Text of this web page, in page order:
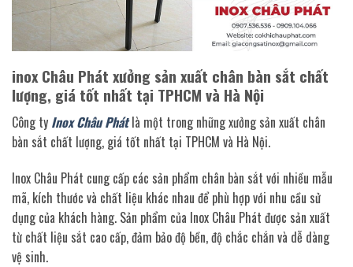
inox Châu Phát xưởng sản xuất chân bàn sắt chất
lượng, giá tốt nhất tại TPHCM và Hà Nội
Công ty Inox Châu Phátlà một trong những xưởng sản xuất chân
bàn sắt chất lượng, giá tốt nhất tại TPHCM và Hà Nội.
Inox Châu Phát cung cấp các sản phẩm chân bàn sắt với nhiều mẫu
mã, kích thước và chất liệu khác nhau để phù hợp với nhu cầu sử
dụng của khách hàng. Sản phẩm của Inox Châu Phát được sản xuất
từ chất liệu sắt cao cấp, đảm bảo độ bền, độ chắc chắn và dễ dàng
vệ sinh.